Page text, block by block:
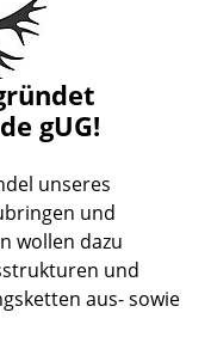
gUG!
unseres
und
wollen dazu
und
aus- sowie